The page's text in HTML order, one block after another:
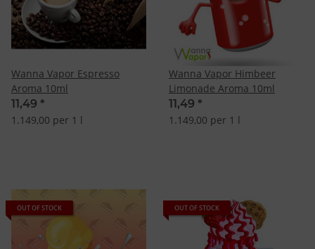
Wanna Vapor Espresso
Aroma 10ml
11,49 *
1.149,00 per 1 l
Wanna Vapor Himbeer
Limonade Aroma 10ml
11,49 *
1.149,00 per 1 l
OUT OF STOCK OUT OF STOCK